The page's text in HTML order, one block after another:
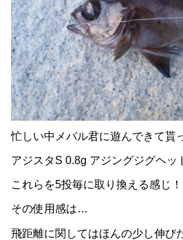
忙しい中メバル君に遊んできて貰
アジスタS 0.8g アジングジグヘッ
これらを5投毎に取り換える感じ！
その使用感は…
飛距離に関してはほんの少し伸び